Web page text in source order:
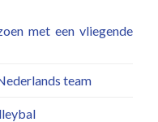
met een vliegende
team